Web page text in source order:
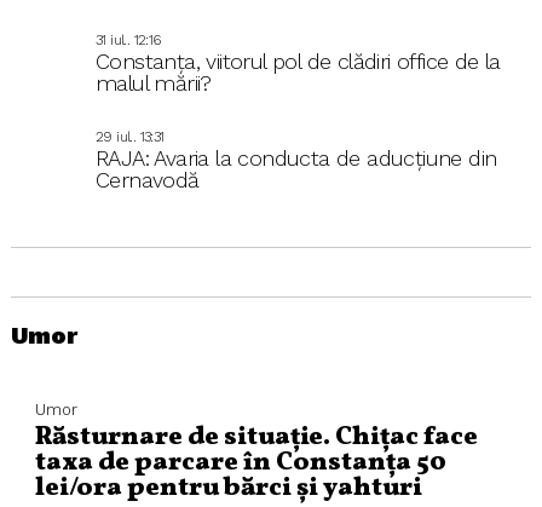
31 iul.. 12:16
Constanța, viitorul pol de clădiri office de la
malul mării?
29 iul.. 13:31
RAJA: Avaria la conducta de aducțiune din
Cernavodă
Umor
Umor
Răsturnare de situație. Chițac face
taxa de parcare în Constanța 50
lei/ora pentru bărci și yahturi